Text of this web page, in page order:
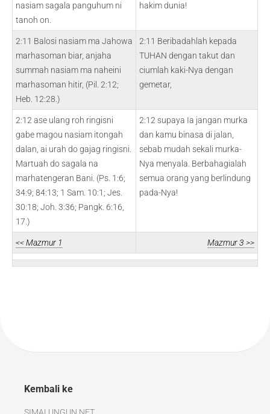
nasiam sagala panguhum ni
tanoh on.
hakim dunia!
2:11 Balosi nasiam ma Jahowa
marhasoman biar, anjaha
summah nasiam ma naheini
marhasoman hitir, (Pil. 2:12;
Heb. 12:28.)
2:11 Beribadahlah kepada
TUHAN dengan takut dan
ciumlah kaki-Nya dengan
gemetar,
2:12 ase ulang roh ringisni
gabe magou nasiam itongah
dalan, ai urah do gajag ringisni.
Martuah do sagala na
marhatengeran Bani. (Ps. 1:6;
34:9; 84:13; 1 Sam. 10:1; Jes.
30:18; Joh. 3:36; Pangk. 6:16,
17.)
2:12 supaya Ia jangan murka
dan kamu binasa di jalan,
sebab mudah sekali murka-
Nya menyala. Berbahagialah
semua orang yang berlindung
pada-Nya!
<< Mazmur 1 Mazmur 3 >>
Kembali ke